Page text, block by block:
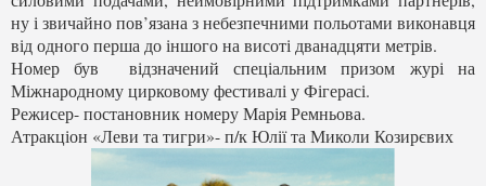
ну і звичайно пов’язана з небезпечними польотами виконавця
від одного перша до іншого на висоті дванадцяти метрів.
Номер був відзначений спеціальним призом журі на
Міжнародному цирковому фестивалі у Фігерасі.
Режисер- постановник номеру Марія Ремньова.
Атракціон «Леви та тигри»- п/к Юлії та Миколи Козирєвих